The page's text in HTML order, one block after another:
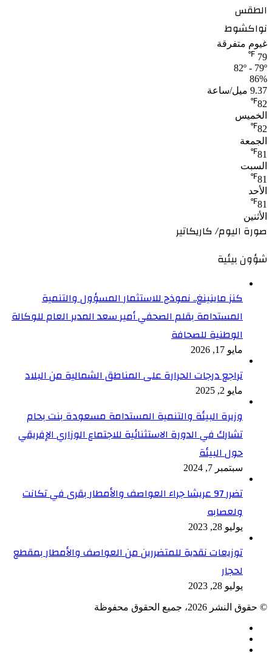
الطقس
نواكشوط
غيوم متفرقة
79
℉
82º - 79º
86%
9.37 ميل/ساعة
82
℉
الخميس
82
℉
الجمعة
81
℉
السبت
81
℉
الأحد
81
℉
الأثنين
صورة اليوم/ كاريكاتير
شؤون بيئية
كنز ماينينغ.. نموذج للاستثمار المسؤول والتنمية
المستدامة بقلم الصحفي أمير سعد المدير العام للوكالة
الوطنية للصحافة
مايو 17, 2026
تراجع درجات الحرارة على المناطق الشمالية من البلاد
مايو 2, 2025
وزيرة البيئة والتنمية المستدامة مسعودة بنت بحام
تشارك في الدورة الاستثنائية للاجتماع الوزاري الإفريقي
حول البيئة
سبتمبر 7, 2024
تضرر 97 عريشا جراء العواصف والأمطار بقرى في تكانت
ولعصابه
يوليو 28, 2023
توزيعات نقدية للمتضررين من العواصف والأمطار بمقطع
لحجار
يوليو 28, 2023
© حقوق النشر 2026، جميع الحقوق محفوظة